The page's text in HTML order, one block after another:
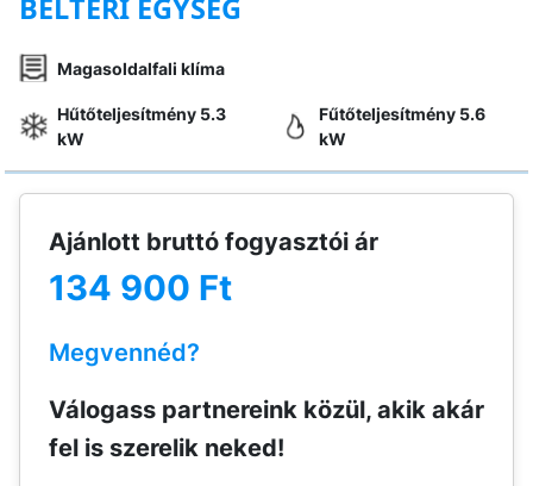
BELTÉRI EGYSÉG
Hűtőteljesítmény 5.3
kW
Magasoldalfali klíma
Fűtőteljesítmény 5.6
kW
Ajánlott bruttó fogyasztói ár
134 900 Ft
Megvennéd?
Válogass partnereink közül, akik akár
fel is szerelik neked!